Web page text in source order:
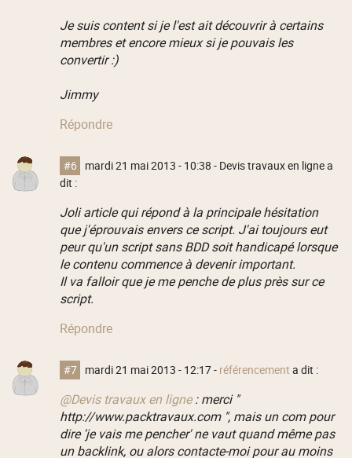
Je suis content si je l'est ait découvrir à certains
membres et encore mieux si je pouvais les
convertir :)
Jimmy
Répondre
#6 mardi 21 mai 2013 - 10:38 - Devis travaux en ligne a
dit :
Joli article qui répond à la principale hésitation
que j'éprouvais envers ce script. J'ai toujours eut
peur qu'un script sans BDD soit handicapé lorsque
le contenu commence à devenir important.
Il va falloir que je me penche de plus près sur ce
script.
Répondre
#7 mardi 21 mai 2013 - 12:17- référencement a dit :
@Devis travaux en ligne: merci "
http://www.packtravaux.com ", mais un com pour
dire 'je vais me pencher' ne vaut quand même pas
un backlink, ou alors contacte-moi pour au moins